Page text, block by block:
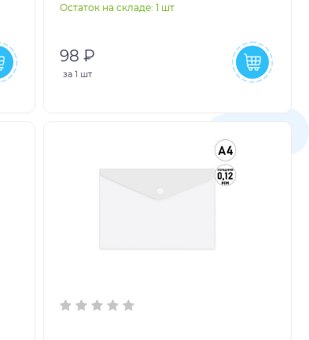
поверхности- песок,
Остаток на складе: 1 шт
98 ₽
за1 шт